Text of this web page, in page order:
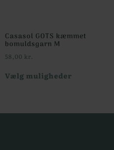
Casasol GOTS kæmmet
bomuldsgarn M
58,00 kr.
Vælg muligheder